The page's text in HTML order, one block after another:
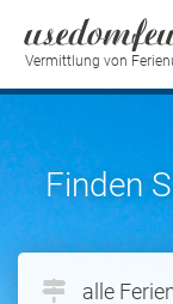
Vermittlung von
Finden